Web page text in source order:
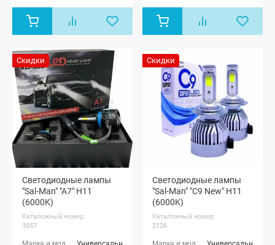
Скидки
Светодиодные лампы
"Sal-Man" "A7" H11
(6000K)
Каталожный номер:
3557
Скидки
Светодиодные лампы
"Sal-Man" "C9 New" H11
(6000K)
Каталожный номер:
2126